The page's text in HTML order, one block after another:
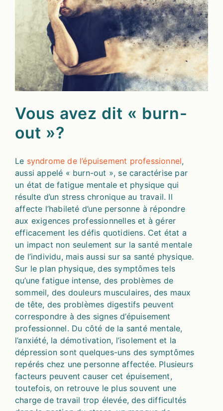
Vous avez dit « burn-
out »?
Le syndrome de l’épuisement professionnel,
aussi appelé « burn-out », se caractérise par
un état de fatigue mentale et physique qui
résulte d’un stress chronique au travail. Il
affecte l’habileté d’une personne à répondre
aux exigences professionnelles et à gérer
efficacement les défis quotidiens. Cet état a
un impact non seulement sur la santé mentale
de l’individu, mais aussi sur sa santé physique.
Sur le plan physique, des symptômes tels
qu’une fatigue intense, des problèmes de
sommeil, des douleurs musculaires, des maux
de tête​, des problèmes digestifs peuvent
correspondre à des signes d’épuisement
professionnel.​ Du côté​​ de la santé mentale,
l’anxiété, la démotivation, l’isolement et la
dépression sont quelques-uns des symptômes
repérés chez une personne affectée. Plusieurs
facteurs peuvent causer cet épuisement,
toutefois, on retrouve le plus souvent une
charge de travail trop élevée, des difficultés